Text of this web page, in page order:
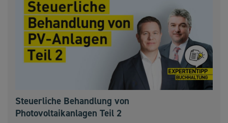
Steuerliche Behandlung von
Photovoltaikanlagen Teil 2